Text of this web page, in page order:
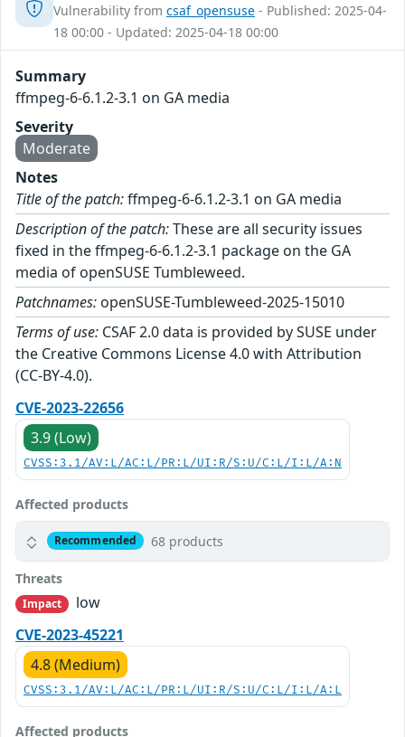
Vulnerability from csaf_opensuse - Published: 2025-04-
18 00:00 - Updated: 2025-04-18 00:00
Summary
ffmpeg-6-6.1.2-3.1 on GA media
Severity
Moderate
Notes
Title of the patch:ffmpeg-6-6.1.2-3.1 on GA media
Description of the patch:These are all security issues
fixed in the ffmpeg-6-6.1.2-3.1 package on the GA
media of openSUSE Tumbleweed.
Patchnames: openSUSE-Tumbleweed-2025-15010
Terms of use: CSAF 2.0 data is provided by SUSE under
the Creative Commons License 4.0 with Attribution
(CC-BY-4.0).
CVE-2023-22656
3.9 (Low)
CVSS:3.1/AV:L/AC:L/PR:L/UI:R/S:U/C:L/I:L/A:N
Affected products
Recommended 68 products
Threats
Impact
low
CVE-2023-45221
4.8 (Medium)
CVSS:3.1/AV:L/AC:L/PR:L/UI:R/S:U/C:L/I:L/A:L
Affected products